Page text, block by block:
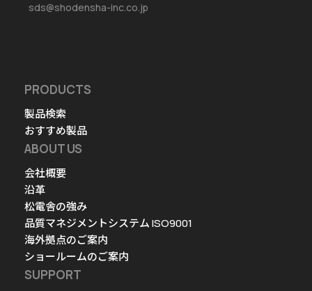
sds@shodensha-inc.co.jp
PRODUCTS
製品検索
おすすめ製品
ABOUT US
会社概要
沿革
松電舎の強み
品質マネジメントシステム ISO9001
海外拠点のご案内
ショールームのご案内
SUPPORT